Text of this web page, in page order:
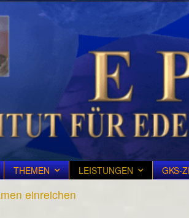
THEMEN LEISTUNGEN GKS-
einreichen